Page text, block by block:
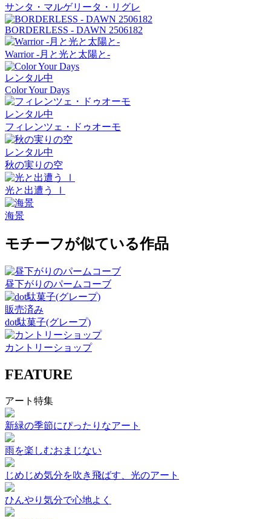
サンタ・マルゲリータ・リグレ
BORDERLESS - DAWN 2506182
Warrior -月と光と太陽と-
レンタル中
Color Your Days
レンタル中
フィレンツェ・ドゥオーモ
レンタル中
秋の実りの空
光と出遭う Ⅰ
海景
モチーフが似ている作品
昼下がりのパームコーブ
販売済み
dot駄菓子(グレープ)
カントリーショップ
FEATURE
アート特集
新緑の季節にぴったりなアート
雨を楽しむおまじない
じめじめ気分を吹き飛ばす、光のアート
ひんやり気分で心地よく